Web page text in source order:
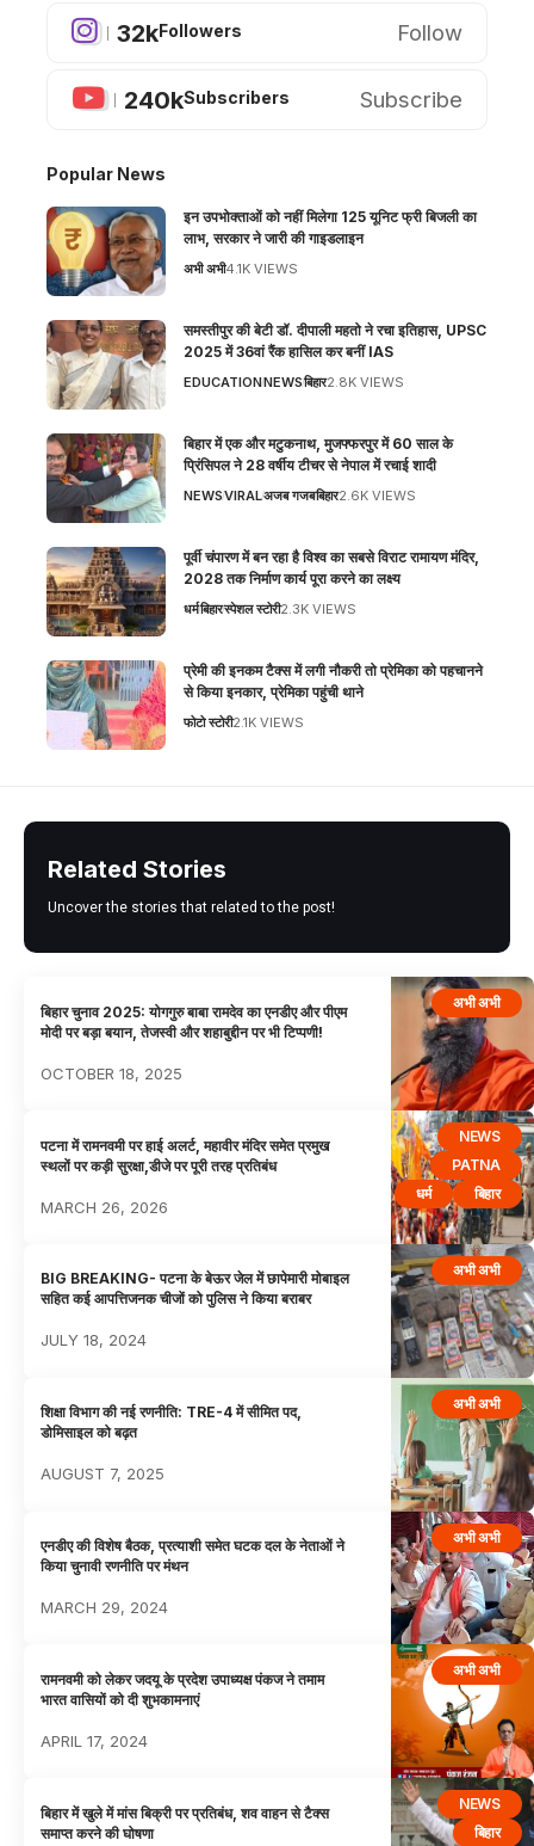
32kFollowers Follow
240kSubscribers Subscribe
Popular News
इन उपभोक्ताओं को नहीं मिलेगा 125 यूनिट फ्री बिजली का
लाभ, सरकार ने जारी की गाइडलाइन
अभी अभी4.1K VIEWS
समस्तीपुर की बेटी डॉ. दीपाली महतो ने रचा इतिहास, UPSC
2025 में 36वां रैंक हासिल कर बनीं IAS
EDUCATIONNEWSबिहार2.8K VIEWS
बिहार में एक और मटुकनाथ, मुजफ्फरपुर में 60 साल के
प्रिंसिपल ने 28 वर्षीय टीचर से नेपाल में रचाई शादी
NEWSVIRALअजब गजबबिहार2.6K VIEWS
पूर्वी चंपारण में बन रहा है विश्व का सबसे विराट रामायण मंदिर,
2028 तक निर्माण कार्य पूरा करने का लक्ष्य
धर्मबिहारस्पेशल स्टोरी2.3K VIEWS
प्रेमी की इनकम टैक्स में लगी नौकरी तो प्रेमिका को पहचानने
से किया इनकार, प्रेमिका पहुंची थाने
फोटो स्टोरी2.1K VIEWS
Related Stories
Uncover the stories that related to the post!
अभी अभी
बिहार चुनाव 2025: योगगुरु बाबा रामदेव का एनडीए और पीएम
मोदी पर बड़ा बयान, तेजस्वी और शहाबुद्दीन पर भी टिप्पणी!
OCTOBER 18, 2025
NEWS
PATNA
धर्म
बिहार
पटना में रामनवमी पर हाई अलर्ट, महावीर मंदिर समेत प्रमुख
स्थलों पर कड़ी सुरक्षा,डीजे पर पूरी तरह प्रतिबंध
MARCH 26, 2026
अभी अभी
BIG BREAKING- पटना के बेऊर जेल में छापेमारी मोबाइल
सहित कई आपत्तिजनक चीजों को पुलिस ने किया बराबर
JULY 18, 2024
अभी अभी
शिक्षा विभाग की नई रणनीति: TRE-4 में सीमित पद,
डोमिसाइल को बढ़त
AUGUST 7, 2025
अभी अभी
एनडीए की विशेष बैठक, प्रत्याशी समेत घटक दल के नेताओं ने
किया चुनावी रणनीति पर मंथन
MARCH 29, 2024
अभी अभी
रामनवमी को लेकर जदयू के प्रदेश उपाध्यक्ष पंकज ने तमाम
भारत वासियों को दी शुभकामनाएं
APRIL 17, 2024
NEWS
बिहार
बिहार में खुले में मांस बिक्री पर प्रतिबंध, शव वाहन से टैक्स
समाप्त करने की घोषणा